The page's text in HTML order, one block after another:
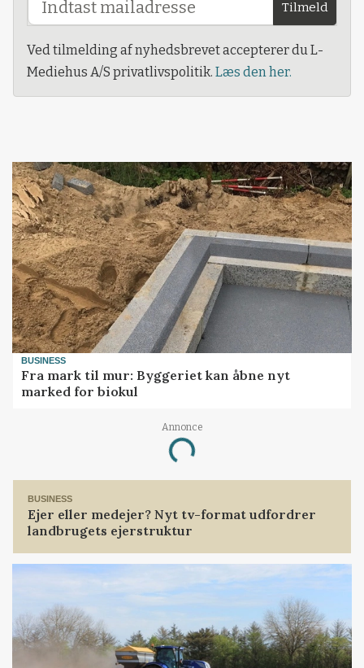
Tilmeld
Ved tilmelding af nyhedsbrevet accepterer du L-
Mediehus A/S privatlivspolitik. Læs den her.
BUSINESS
Fra mark til mur: Byggeriet kan åbne nyt
marked for biokul
Annonce
Loading...
BUSINESS
Ejer eller medejer? Nyt tv-format udfordrer
landbrugets ejerstruktur